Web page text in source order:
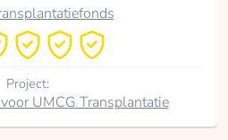
Project:
UMCG Transplantatie